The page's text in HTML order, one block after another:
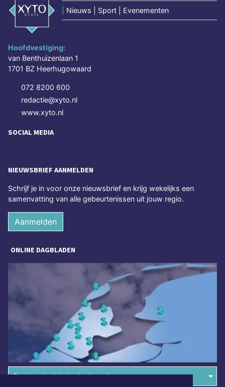
Nieuws | Sport | Evenementen
Hoofdvestiging:
van Benthuizenlaan 1
1701 BZ Heerhugowaard
072 8200 600
redactie@xyto.nl
www.xyto.nl
SOCIAL MEDIA
NIEUWSBRIEF AANMELDEN
Schrijf je in voor onze nieuwsbrief en krijg wekelijks een
samenvatting van alle gebeurtenissen uit jouw regio.
Aanmelden
ONLINE DAGBLADEN
Overige dagbladen in de regio